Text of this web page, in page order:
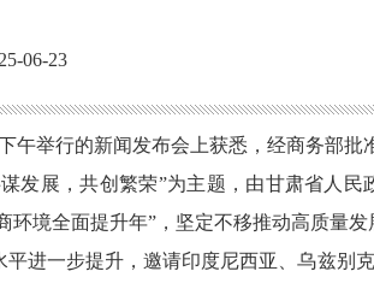
06-23
午举行的新闻发布会上获悉，经商务部批
发展，共创繁荣”为主题，由甘肃省人
环境全面提升年”，坚定不移推动高质量发
进一步提升，邀请印度尼西亚、乌兹别